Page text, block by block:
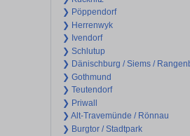
❯ Pöppendorf
❯ Herrenwyk
❯ Ivendorf
❯ Schlutup
❯ Dänischburg / Siems /
❯ Gothmund
❯ Teutendorf
❯ Priwall
❯ Alt-Travemünde / Rönnau
❯ Burgtor / Stadtpark